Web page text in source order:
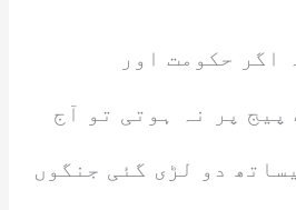
اگر حکومت اور
پیج پر نہ ہوتی تو آج
دو لڑی گئی جنگوں